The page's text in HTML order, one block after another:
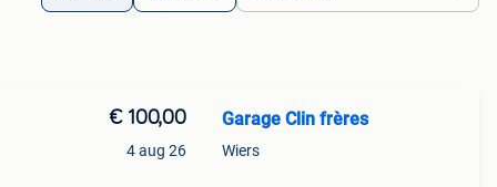
€ 100,00
4 aug 26
Garage Clin frères
Wiers